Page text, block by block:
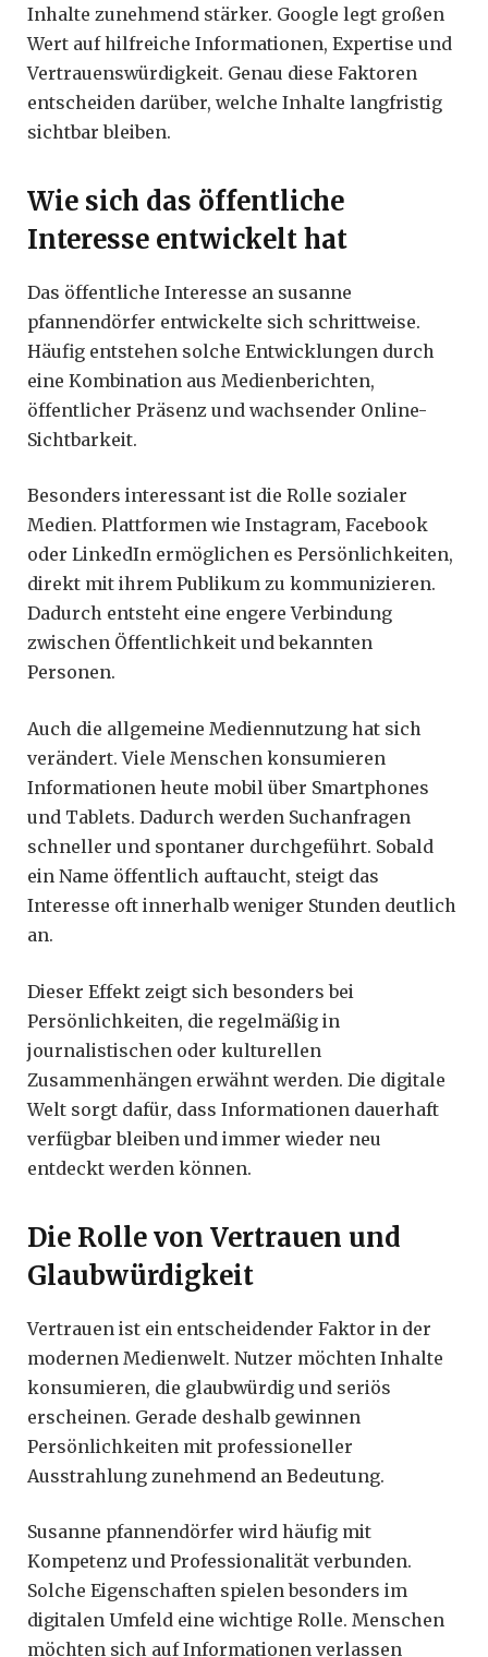
Inhalte zunehmend stärker. Google legt großen
Wert auf hilfreiche Informationen, Expertise und
Vertrauenswürdigkeit. Genau diese Faktoren
entscheiden darüber, welche Inhalte langfristig
sichtbar bleiben.
Wie sich das öffentliche
Interesse entwickelt hat
Das öffentliche Interesse an susanne
pfannendörfer entwickelte sich schrittweise.
Häufig entstehen solche Entwicklungen durch
eine Kombination aus Medienberichten,
öffentlicher Präsenz und wachsender Online-
Sichtbarkeit.
Besonders interessant ist die Rolle sozialer
Medien. Plattformen wie Instagram, Facebook
oder LinkedIn ermöglichen es Persönlichkeiten,
direkt mit ihrem Publikum zu kommunizieren.
Dadurch entsteht eine engere Verbindung
zwischen Öffentlichkeit und bekannten
Personen.
Auch die allgemeine Mediennutzung hat sich
verändert. Viele Menschen konsumieren
Informationen heute mobil über Smartphones
und Tablets. Dadurch werden Suchanfragen
schneller und spontaner durchgeführt. Sobald
ein Name öffentlich auftaucht, steigt das
Interesse oft innerhalb weniger Stunden deutlich
an.
Dieser Effekt zeigt sich besonders bei
Persönlichkeiten, die regelmäßig in
journalistischen oder kulturellen
Zusammenhängen erwähnt werden. Die digitale
Welt sorgt dafür, dass Informationen dauerhaft
verfügbar bleiben und immer wieder neu
entdeckt werden können.
Die Rolle von Vertrauen und
Glaubwürdigkeit
Vertrauen ist ein entscheidender Faktor in der
modernen Medienwelt. Nutzer möchten Inhalte
konsumieren, die glaubwürdig und seriös
erscheinen. Gerade deshalb gewinnen
Persönlichkeiten mit professioneller
Ausstrahlung zunehmend an Bedeutung.
Susanne pfannendörfer wird häufig mit
Kompetenz und Professionalität verbunden.
Solche Eigenschaften spielen besonders im
digitalen Umfeld eine wichtige Rolle. Menschen
möchten sich auf Informationen verlassen